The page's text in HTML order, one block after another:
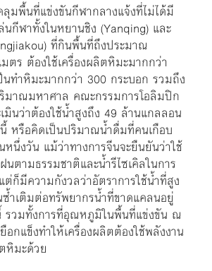
มพื้นที่แข่งขันกีฬากลางแจ้งที่ไม่ได้มี
กีฬาทั้งในหยานชิง (Yanqing) และ
ที่กินพื้นที่ถึงประมาณ
ตร ต้องใช้เครื่องผลิตหิมะมากกว่า
นทำหิมะมากกว่า 300 กระบอก รวมถึง
มาณมหาศาล คณะกรรมการโอลิมปิก
มินว่าต้องใช้น้ำสูงถึง 49 ล้านแกลลอน
หรือคิดเป็นปริมาณน้ำดื่มที่คนเกือบ
นึ่งวัน แม้ว่าทางการจีนจะยืนยันว่าใช้
ตามธรรมชาติและน้ำรีไซเคิลในการ
ก็มีความกังวลว่าอัตราการใช้น้ำที่สูง
ซ้ำเติมต่อทรัพยากรน้ำที่ขาดแคลนอยู่
รวมทั้งการที่อุณหภูมิในพื้นที่แข่งขัน ณ
อกแข็งทำให้เครื่องผลิตต้องใช้พลังงาน
หิมะด้วย